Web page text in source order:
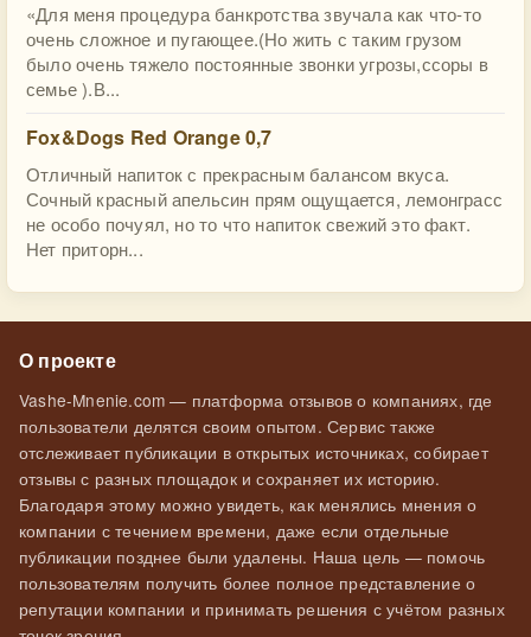
«Для меня процедура банкротства звучала как что-то
очень сложное и пугающее.(Но жить с таким грузом
было очень тяжело постоянные звонки угрозы,ссоры в
семье ).В...
Fox&Dogs Red Orange 0,7
Отличный напиток с прекрасным балансом вкуса.
Сочный красный апельсин прям ощущается, лемонграсс
не особо почуял, но то что напиток свежий это факт.
Нет приторн...
О проекте
Vashe-Mnenie.com — платформа отзывов о компаниях, где
пользователи делятся своим опытом. Сервис также
отслеживает публикации в открытых источниках, собирает
отзывы с разных площадок и сохраняет их историю.
Благодаря этому можно увидеть, как менялись мнения о
компании с течением времени, даже если отдельные
публикации позднее были удалены. Наша цель — помочь
пользователям получить более полное представление о
репутации компании и принимать решения с учётом разных